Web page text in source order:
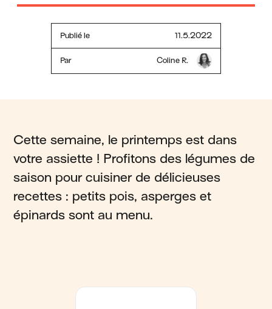
Publié le 11.5.2022
Par Coline R.
Cette semaine, le printemps est dans
votre assiette ! Profitons des légumes de
saison pour cuisiner de délicieuses
recettes : petits pois, asperges et
épinards sont au menu.